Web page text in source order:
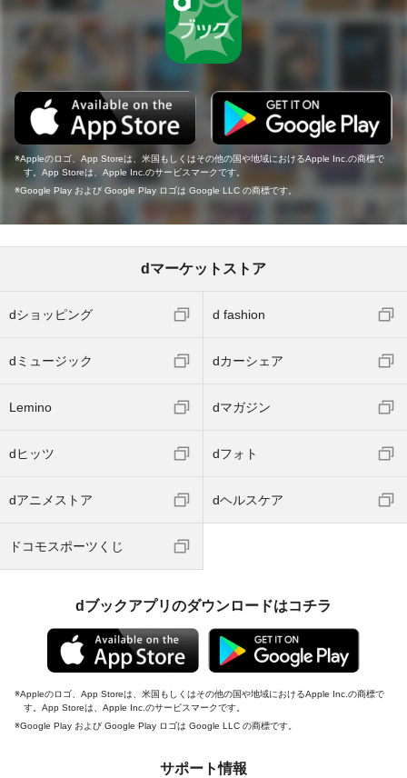
Appleのロゴ、App Storeは、米国もしくはその他の国や地域におけるApple Inc.の商標で
す。App Storeは、Apple Inc.のサービスマークです。
Google Play および Google Play ロゴは Google LLC の商標です。
dマーケットストア
dショッピング d fashion
dミュージック dカーシェア
Lemino dマガジン
dヒッツ dフォト
dアニメストア dヘルスケア
ドコモスポーツくじ
dブックアプリのダウンロードはコチラ
Appleのロゴ、App Storeは、米国もしくはその他の国や地域におけるApple Inc.の商標で
す。App Storeは、Apple Inc.のサービスマークです。
Google Play および Google Play ロゴは Google LLC の商標です。
サポート情報